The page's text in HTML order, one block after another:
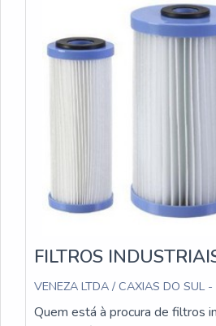
FILTROS
VENEZA LTDA / CAXIAS DO SUL -
Quem está à procura de filtros